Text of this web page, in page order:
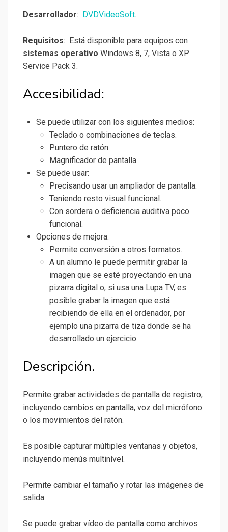
Desarrollador: DVDVideoSoft.
Requisitos: Está disponible para equipos con
sistemas operativo Windows 8, 7, Vista o XP
Service Pack 3.
Accesibilidad:
Se puede utilizar con los siguientes medios:
Teclado o combinaciones de teclas.
Puntero de ratón.
Magnificador de pantalla.
Se puede usar:
Precisando usar un ampliador de pantalla.
Teniendo resto visual funcional.
Con sordera o deficiencia auditiva poco
funcional.
Opciones de mejora:
Permite conversión a otros formatos.
A un alumno le puede permitir grabar la
imagen que se esté proyectando en una
pizarra digital o, si usa una Lupa TV, es
posible grabar la imagen que está
recibiendo de ella en el ordenador, por
ejemplo una pizarra de tiza donde se ha
desarrollado un ejercicio.
Descripción.
Permite grabar actividades de pantalla de registro,
incluyendo cambios en pantalla, voz del micrófono
o los movimientos del ratón.
Es posible capturar múltiples ventanas y objetos,
incluyendo menús multinível.
Permite cambiar el tamaño y rotar las imágenes de
salida.
Se puede grabar vídeo de pantalla como archivos